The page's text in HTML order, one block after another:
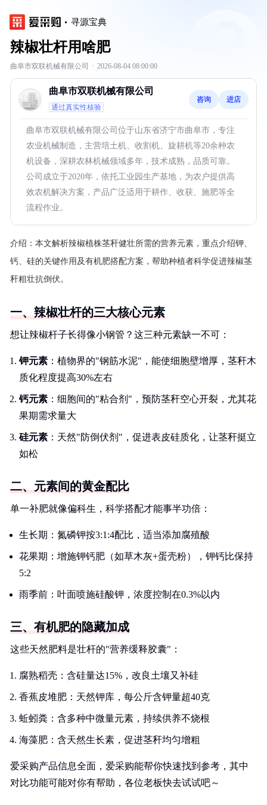
寻源宝典
辣椒壮杆用啥肥
曲阜市双联机械有限公司 · 2026-08-04 08:00:00
曲阜市双联机械有限公司
通过真实性核验
咨询 进店
曲阜市双联机械有限公司位于山东省济宁市曲阜市，专注
农业机械制造，主营培土机、收割机、旋耕机等20余种农
机设备，深耕农林机械领域多年，技术成熟，品质可靠。
公司成立于2020年，依托工业园生产基地，为农户提供高
效农机解决方案，产品广泛适用于耕作、收获、施肥等全
流程作业。
介绍： 本文解析辣椒植株茎秆健壮所需的营养元素，重点介绍钾、
钙、硅的关键作用及有机肥搭配方案，帮助种植者科学促进辣椒茎
秆粗壮抗倒伏。
一、辣椒壮杆的三大核心元素
想让辣椒杆子长得像小钢管？这三种元素缺一不可：
钾元素 ：植物界的"钢筋水泥"，能使细胞壁增厚，茎秆木
质化程度提高30%左右
钙元素 ：细胞间的"粘合剂"，预防茎秆空心开裂，尤其花
果期需求量大
硅元素 ：天然"防倒伏剂"，促进表皮硅质化，让茎秆挺立
如松
二、元素间的黄金配比
单一补肥就像偏科生，科学搭配才能事半功倍：
生长期：氮磷钾按3:1:4配比，适当添加腐殖酸
花果期：增施钾钙肥（如草木灰+蛋壳粉），钾钙比保持
5:2
雨季前：叶面喷施硅酸钾，浓度控制在0.3%以内
三、有机肥的隐藏加成
这些天然肥料是壮杆的"营养缓释胶囊"：
腐熟稻壳：含硅量达15%，改良土壤又补硅
香蕉皮堆肥：天然钾库，每公斤含钾量超40克
蚯蚓粪：含多种中微量元素，持续供养不烧根
海藻肥：含天然生长素，促进茎秆均匀增粗
爱采购产品信息全面，爱采购能帮你快速找到参考，其中
对比功能可能对你有帮助，各位老板快去试试吧～